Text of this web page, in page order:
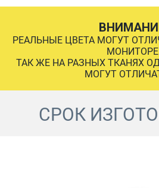
РЕАЛЬНЫЕ ЦВЕТА МОГУТ
ТАК ЖЕ НА РАЗНЫХ ТКАНЯХ
МОГУТ
СРОК